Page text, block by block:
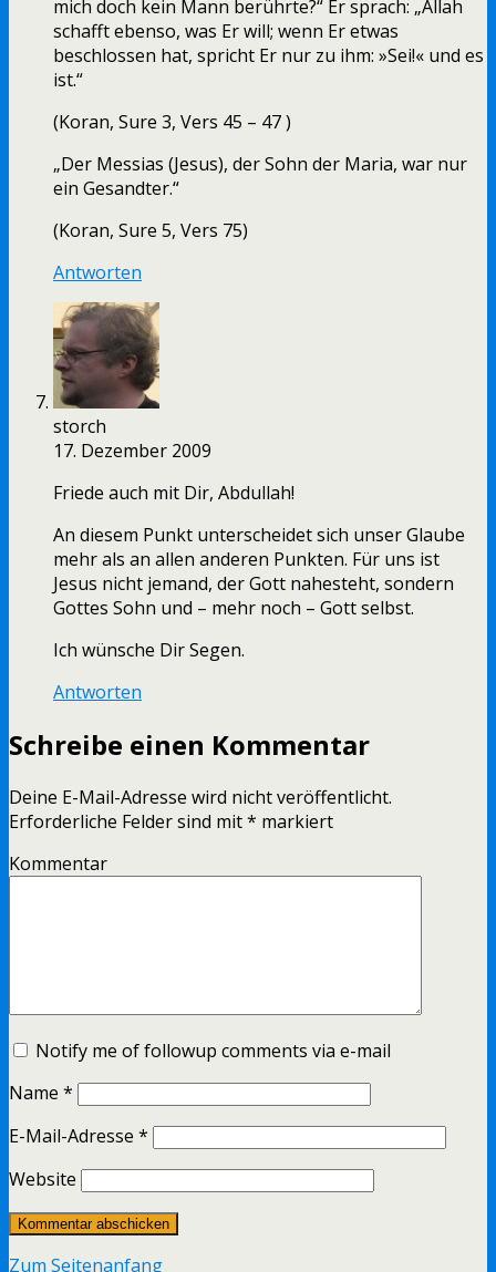
mich doch kein Mann berührte?“ Er sprach: „Allah
schafft ebenso, was Er will; wenn Er etwas
beschlossen hat, spricht Er nur zu ihm: »Sei!« und es
ist.“
(Koran, Sure 3, Vers 45 – 47 )
„Der Messias (Jesus), der Sohn der Maria, war nur
ein Gesandter.“
(Koran, Sure 5, Vers 75)
Antworten
storch
17. Dezember 2009
Friede auch mit Dir, Abdullah!
An diesem Punkt unterscheidet sich unser Glaube
mehr als an allen anderen Punkten. Für uns ist
Jesus nicht jemand, der Gott nahesteht, sondern
Gottes Sohn und – mehr noch – Gott selbst.
Ich wünsche Dir Segen.
Antworten
Schreibe einen Kommentar
Deine E-Mail-Adresse wird nicht veröffentlicht.
Erforderliche Felder sind mit* markiert
Kommentar
Notify me of followup comments via e-mail
Name *
E-Mail-Adresse *
Website
Zum Seitenanfang